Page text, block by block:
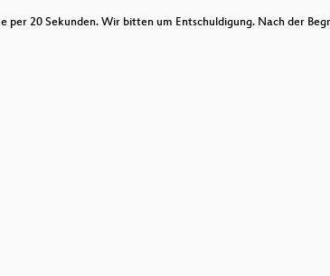
20 Sekunden. Wir bitten um Entschuldigung. Nach der